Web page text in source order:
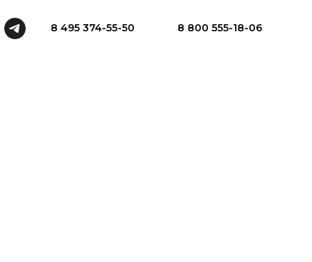
8 495 374-55-50 8 800 555-18-06